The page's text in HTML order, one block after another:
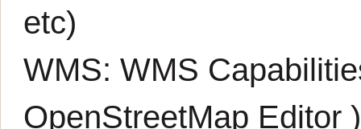
etc)
WMS:WMS
OpenStreetMap Editor )